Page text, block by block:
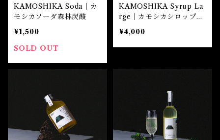
KAMOSHIKA Soda｜カ
モシカソーダ森林炭酸
¥1,500
SOLD OUT
KAMOSHIKA Syrup La
rge｜カモシカシロップ森
林糖蜜 大ボトル
¥4,000